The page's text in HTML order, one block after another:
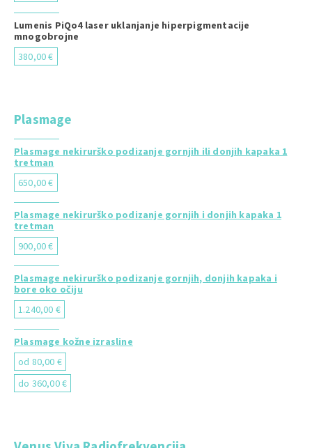
Lumenis PiQo4 laser uklanjanje hiperpigmentacije
mnogobrojne
380,00 €
Plasmage
Plasmage nekirurško podizanje gornjih ili donjih kapaka 1
tretman
650,00 €
Plasmage nekirurško podizanje gornjih i donjih kapaka 1
tretman
900,00 €
Plasmage nekirurško podizanje gornjih, donjih kapaka i
bore oko očiju
1.240,00 €
Plasmage kožne izrasline
od 80,00 €
do 360,00 €